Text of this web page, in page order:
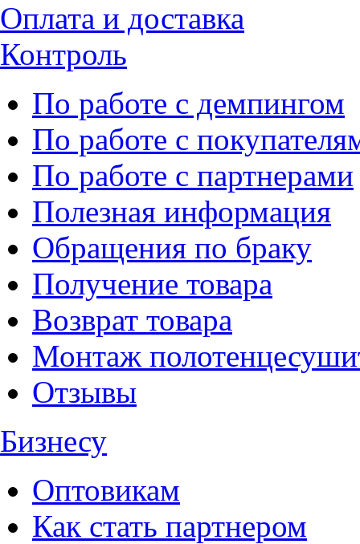
Оплата и доставка
Контроль
По работе с демпингом
По работе с
По работе с партнерами
Полезная информация
Обращения по браку
Получение товара
Возврат товара
Монтаж
Отзывы
Бизнесу
Оптовикам
Как стать партнером